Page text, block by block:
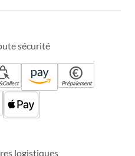
sécurité
Prépaiement
logistiques